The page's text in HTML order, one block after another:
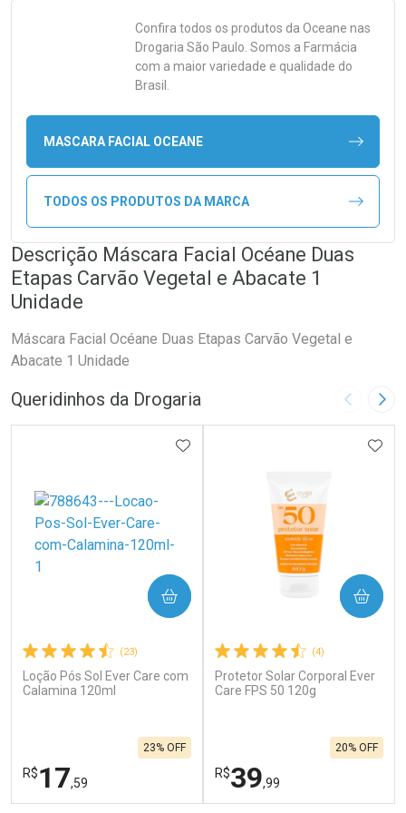
Confira todos os produtos da Oceane nas
Drogaria São Paulo. Somos a Farmácia
com a maior variedade e qualidade do
Brasil.
MASCARA FACIAL OCEANE
TODOS OS PRODUTOS DA MARCA
Descrição Máscara Facial Océane Duas
Etapas Carvão Vegetal e Abacate 1
Unidade
Máscara Facial Océane Duas Etapas Carvão Vegetal e
Abacate 1 Unidade
Queridinhos da Drogaria Imagem
(23)
Loção Pós Sol Ever Care com
Calamina 120ml
R$17,59
23% OFF
ADICIONAR AOS FAVORITOS
COMPRAR
(4)
Protetor Solar Corporal Ever
Care FPS 50 120g
R$39,99
20% OFF
COMPRAR